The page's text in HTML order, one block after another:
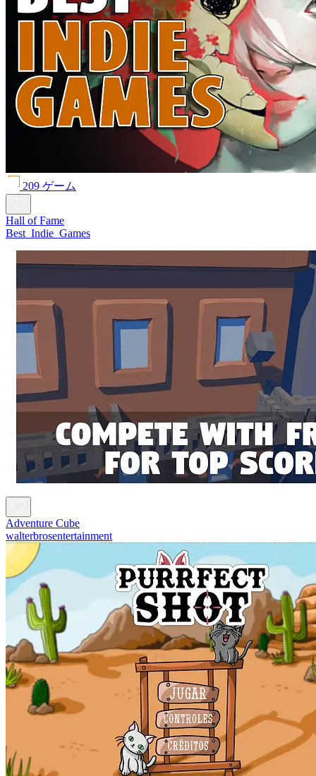
209 ゲーム
Hall of Fame
Best_Indie_Games
Adventure Cube
walterbrosentertainment